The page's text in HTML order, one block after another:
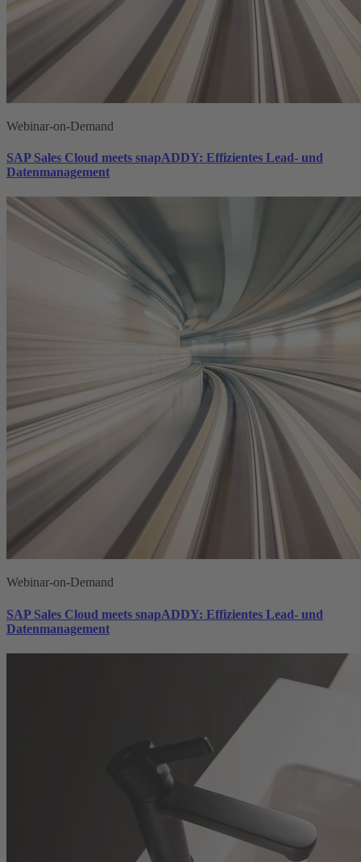
Webinar-on-Demand
SAP Sales Cloud meets snapADDY: Effizientes Lead- und
Datenmanagement
Webinar-on-Demand
SAP Sales Cloud meets snapADDY: Effizientes Lead- und
Datenmanagement